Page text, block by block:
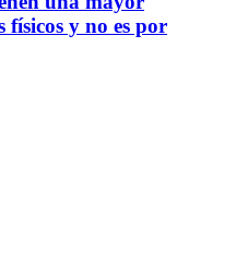
físicos y no es por